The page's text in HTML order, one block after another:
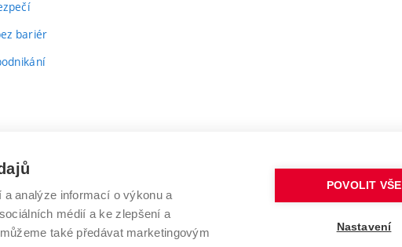
bariér
TECHNICKÉ V BRNĚ
548/1
www.vut.cz
analýze informací o výkonu a
médií a ke zlepšení a
také předávat marketingovým
POVOLIT VŠE
Nastavení